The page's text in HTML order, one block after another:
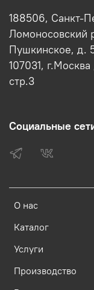
О нас
Каталог
Услуги
Производство
188506, Санкт-
Ломоносовский
Пушкинское, д.
107031,
стр.3
Социальные